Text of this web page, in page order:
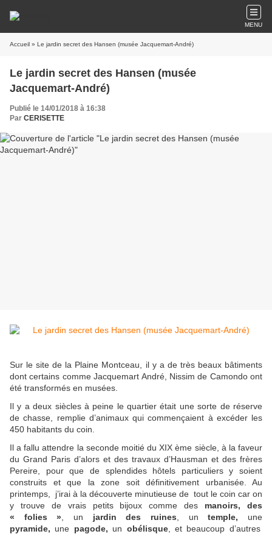
MENU
Accueil » Le jardin secret des Hansen (musée Jacquemart-André)
Le jardin secret des Hansen (musée
Jacquemart-André)
Publié le 14/01/2018 à 16:38
Par CERISETTE
Sur le site de la Plaine Montceau, il y a de très beaux bâtiments
dont certains comme Jacquemart André, Nissim de Camondo ont
été transformés en musées.
Il y a deux siècles à peine le quartier était une sorte de réserve
de chasse, remplie d’animaux qui commençaient à excéder les
450 habitants du coin.
Il a fallu attendre la seconde moitié du XIX ème siècle, à la faveur
du Grand Paris d’alors et des travaux d’Hausman et des frères
Pereire, pour que de splendides hôtels particuliers y soient
construits et que la zone soit définitivement urbanisée. Au
printemps, j’irai à la découverte minutieuse de tout le coin car on
y trouve de vrais petits bijoux comme des manoirs, des
« folies » , un jardin des ruines , untemple, une
pyramide, une pagode, un obélisque, et beaucoup d’autres